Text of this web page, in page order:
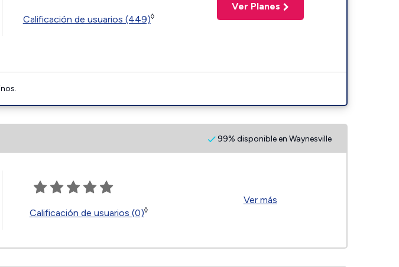
Calificación de usuarios (449)◊
Ver Planes
99% disponible en Waynesville
Calificación de usuarios (0)◊
Ver más